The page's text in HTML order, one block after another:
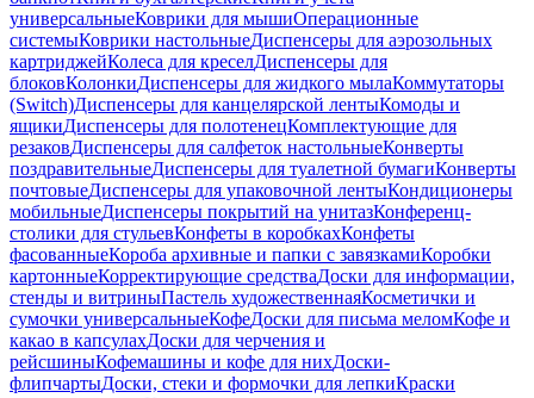
универсальныеКоврики для мышиОперационные
системыКоврики настольныеДиспенсеры для аэрозольных
картриджейКолеса для креселДиспенсеры для
блоковКолонкиДиспенсеры для жидкого мылаКоммутаторы
(Switch)Диспенсеры для канцелярской лентыКомоды и
ящикиДиспенсеры для полотенецКомплектующие для
резаковДиспенсеры для салфеток настольныеКонверты
поздравительныеДиспенсеры для туалетной бумагиКонверты
почтовыеДиспенсеры для упаковочной лентыКондиционеры
мобильныеДиспенсеры покрытий на унитазКонференц-
столики для стульевКонфеты в коробкахКонфеты
фасованныеКороба архивные и папки с завязкамиКоробки
картонныеКорректирующие средстваДоски для информации,
стенды и витриныПастель художественнаяКосметички и
сумочки универсальныеКофеДоски для письма меломКофе и
какао в капсулахДоски для черчения и
рейсшиныКофемашины и кофе для нихДоски-
флипчартыДоски, стеки и формочки для лепкиКраски